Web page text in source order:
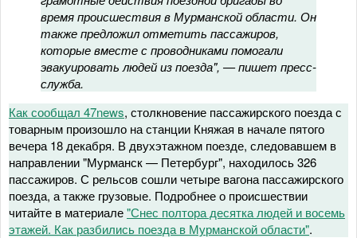
время происшествия в Мурманской области. Он
также предложил отметить пассажиров,
которые вместе с проводниками помогали
эвакуировать людей из поезда", — пишет пресс-
служба.
Как сообщал 47news, столкновение пассажирского поезда с
товарным произошло на станции Княжая в начале пятого
вечера 18 декабря. В двухэтажном поезде, следовавшем в
направлении "Мурманск — Петербург", находилось 326
пассажиров. С рельсов сошли четыре вагона пассажирского
поезда, а также грузовые. Подробнее о происшествии
читайте в материале"Снес полтора десятка людей и восемь
этажей. Как разбились поезда в Мурманской области".